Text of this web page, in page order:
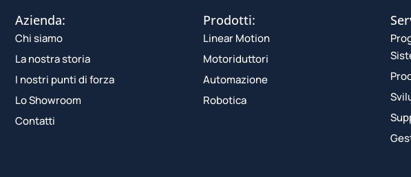
Azienda:
Chi siamo
La nostra storia
I nostri punti di forza
Lo Showroom
Contatti
Prodotti:
Linear Motion
Motoriduttori
Automazione
Robotica